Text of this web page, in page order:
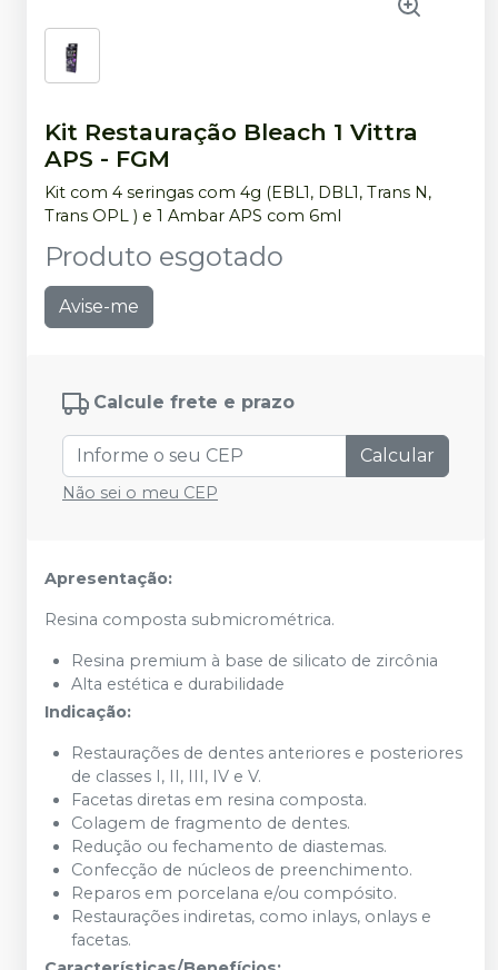
Kit Restauração Bleach 1 Vittra
APS - FGM
Kit com 4 seringas com 4g (EBL1, DBL1, Trans N,
Trans OPL ) e 1 Ambar APS com 6ml
Produto esgotado
Avise-me
Calcule frete e prazo
Calcular
Não sei o meu CEP
Apresentação:
Resina composta submicrométrica.
Resina premium à base de silicato de zircônia
Alta estética e durabilidade
Indicação:
Restaurações de dentes anteriores e posteriores
de classes I, II, III, IV e V.
Facetas diretas em resina composta.
Colagem de fragmento de dentes.
Redução ou fechamento de diastemas.
Confecção de núcleos de preenchimento.
Reparos em porcelana e/ou compósito.
Restaurações indiretas, como inlays, onlays e
facetas.